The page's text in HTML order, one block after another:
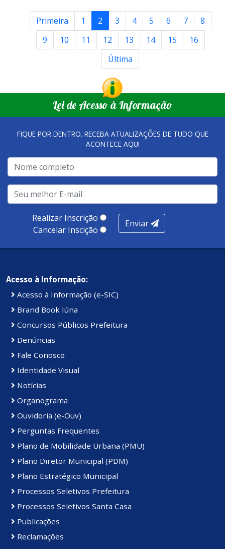
Primeira 1 2 3 4 5 6 7
8
9
10 11 12 13 14 15
16
Última
Lei de Acesso à Informação
FIQUE POR DENTRO. RECEBA ATUALIZAÇÕES DE TUDO QUE
ACONTECE AQUI
Realizar Inscrição
Cancelar Inscição
Enviar
Acesso à Informação:
Acesso à Informação (e-SIC)
Brand Book Iúna
Concursos Públicos Prefeitura
Denúncias
Fale Conosco
Identidade Visual
Notícias
Organograma
Ouvidoria (e-Ouv)
Perguntas Frequentes
Plano de Mobilidade Urbana (PMU)
Plano Diretor Municipal (PDM)
Plano Estratégico Municipal
Processos Seletivos Prefeitura
Processos Seletivos Santa Casa
Publicações
Reclamações